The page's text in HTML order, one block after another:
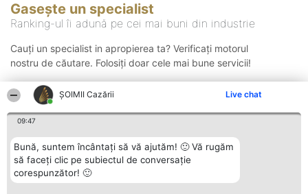
ȘOIMII Cazării Live chat
09:47
Bună, suntem încântați să vă ajutăm! 🙂 Vă rugăm
să faceți clic pe subiectul de conversație
corespunzător! 🙂
Gasește un specialist
Ranking-ul îi adună pe cei mai buni din industrie
Cauți un specialist in apropierea ta? Verificați motorul
nostru de căutare. Folosiți doar cele mai bune servicii!